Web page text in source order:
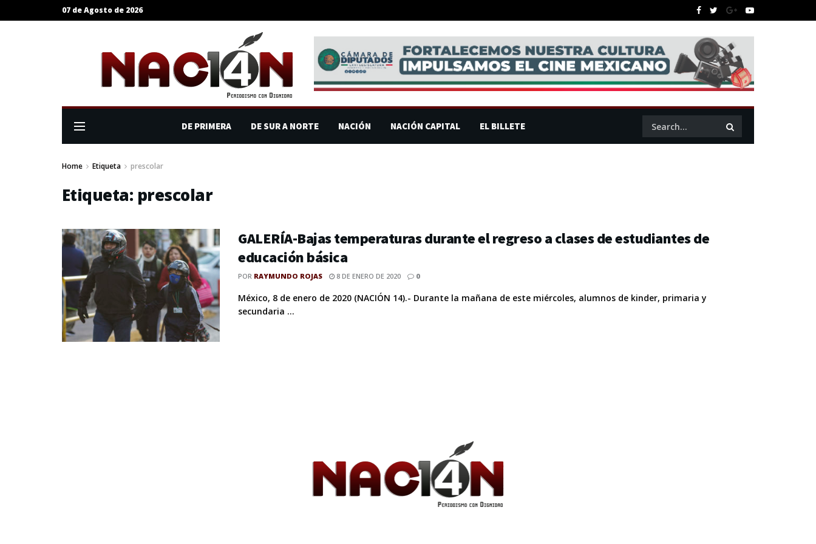
07 de Agosto de 2026
DE PRIMERA DE SUR A NORTE NACIÓN NACIÓN CAPITAL EL BILLETE
Home Etiqueta prescolar
Etiqueta: prescolar
GALERÍA-Bajas temperaturas durante el regreso a clases de estudiantes de
educación básica
POR RAYMUNDO ROJAS 8 DE ENERO DE 2020 0
México, 8 de enero de 2020 (NACIÓN 14).- Durante la mañana de este miércoles, alumnos de kinder, primaria y
secundaria ...